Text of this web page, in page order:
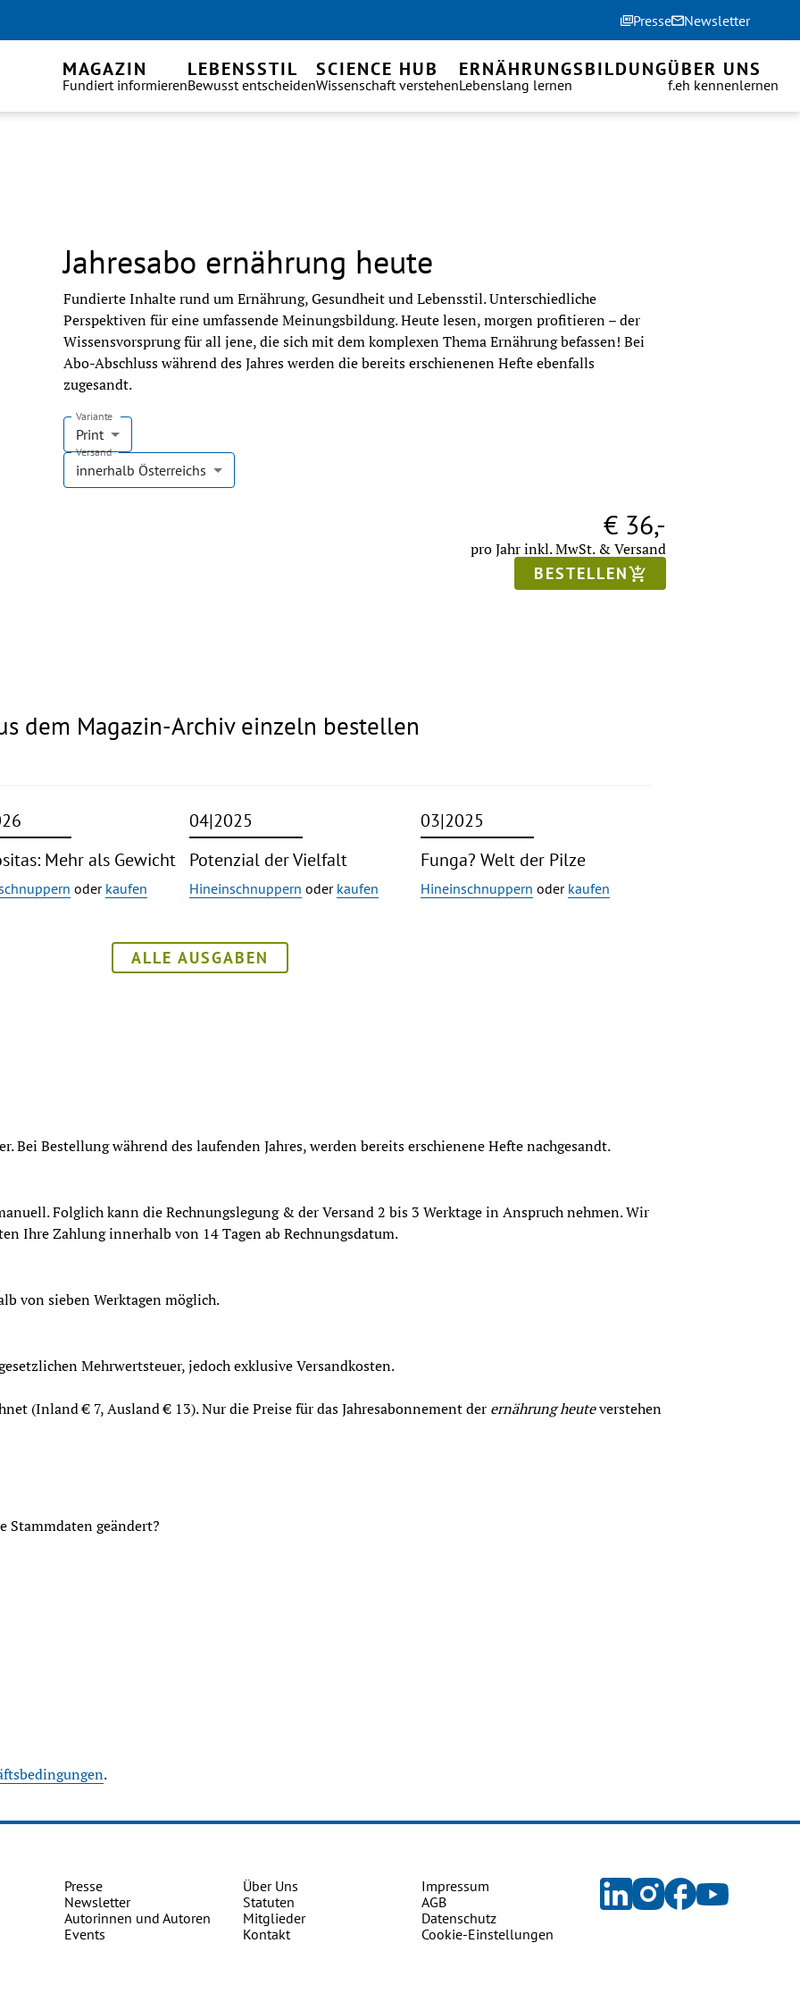
Presse Newsletter
MAGAZIN
Fundiert informieren
LEBENSSTIL
Bewusst entscheiden
SCIENCE HUB
Wissenschaft verstehen
ERNÄHRUNGSBILDUNG
Lebenslang lernen
ÜBER UNS
f.eh kennenlernen
Jahresabo ernährung heute
Fundierte Inhalte rund um Ernährung, Gesundheit und Lebensstil. Unterschiedliche
Perspektiven für eine umfassende Meinungsbildung. Heute lesen, morgen profitieren – der
Wissensvorsprung für all jene, die sich mit dem komplexen Thema Ernährung befassen! Bei
Abo-Abschluss während des Jahres werden die bereits erschienenen Hefte ebenfalls
zugesandt.
Variante
Print
Versand
innerhalb Österreichs
€ 36,-
pro Jahrinkl. MwSt.& Versand
BESTELLEN
dem Magazin-Archiv einzeln bestellen
Mehr als Gewicht
oder kaufen
04|2025
Potenzial der Vielfalt
Hineinschnuppern oder kaufen
03|2025
Funga? Welt der Pilze
Hineinschnuppern oder kaufen
ALLE AUSGABEN
Bei Bestellung während des laufenden Jahres, werden bereits erschienene Hefte nachgesandt.
Folglich kann die Rechnungslegung & der Versand 2 bis 3 Werktage in Anspruch nehmen. Wir
Ihre Zahlung innerhalb von 14 Tagen ab Rechnungsdatum.
von sieben Werktagen möglich.
Mehrwertsteuer, jedoch exklusive Versandkosten.
(Inland € 7, Ausland € 13). Nur die Preise für das Jahresabonnement der ernährung heute verstehen
Stammdaten geändert?
.
Presse
Newsletter
Autorinnen und Autoren
Events
Über Uns
Statuten
Mitglieder
Kontakt
Impressum
AGB
Datenschutz
Cookie-Einstellungen